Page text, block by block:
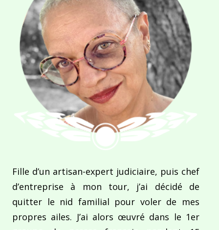
Fille d’un artisan-expert judiciaire, puis chef
d’entreprise à mon tour, j’ai décidé de
quitter le nid familial pour voler de mes
propres ailes. J’ai alors œuvré dans le 1er